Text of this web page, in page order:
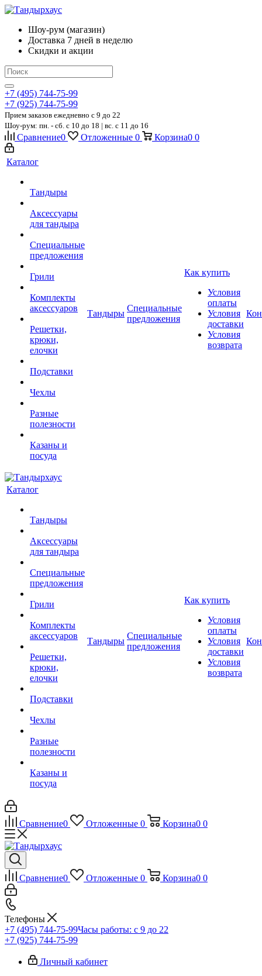
Шоу-рум (магазин)
Доставка 7 дней в неделю
Скидки и акции
+7 (495) 744-75-99
+7 (925) 744-75-99
Прием заказов ежедневно c 9 до 22
Шоу-рум: пн. - сб. с 10 до 18 | вс. с 11 до 16
Сравнение0 Отложенные 0 Корзина0 0
Каталог
Тандыры
Аксессуары
для тандыра
Специальные
предложения
Грили
Комплекты
аксессуаров
Решетки,
крюки,
елочки
Подставки
Чехлы
Разные
полезности
Казаны и
посуда
Тандыры
Специальные
предложения
Как купить
Условия
оплаты
Условия
доставки
Условия
возврата
Каталог
Тандыры
Аксессуары
для тандыра
Специальные
предложения
Грили
Комплекты
аксессуаров
Решетки,
крюки,
елочки
Подставки
Чехлы
Разные
полезности
Казаны и
посуда
Тандыры
Специальные
предложения
Как купить
Условия
оплаты
Условия
доставки
Условия
возврата
Сравнение0 Отложенные 0 Корзина0 0
Сравнение0 Отложенные 0 Корзина0 0
Телефоны
+7 (495) 744-75-99Часы работы: c 9 до 22
+7 (925) 744-75-99
Личный кабинет